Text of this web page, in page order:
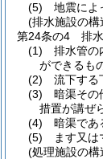
(5)
地震によ
(排水施設の構
第24条の4
排
(1)
排水管の
ができるも
(2)
流下する
(3)
暗渠その
措置が講ぜ
(4)
暗渠であ
(5)
ます又
(処理施設の構